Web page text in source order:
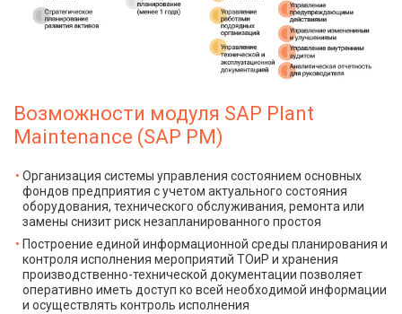
Возможности модуля SAP Plant
Maintenance (SAP PM)
Организация системы управления состоянием основных
фондов предприятия с учетом актуального состояния
оборудования, технического обслуживания, ремонта или
замены снизит риск незапланированного простоя
Построение единой информационной среды планирования и
контроля исполнения мероприятий ТОиР и хранения
производственно-технической документации позволяет
оперативно иметь доступ ко всей необходимой информации
и осуществлять контроль исполнения